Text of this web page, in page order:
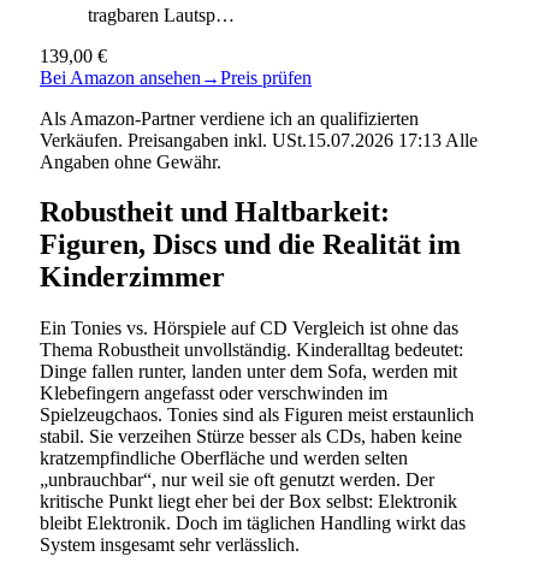
tragbaren Lautsp…
139,00 €
Bei Amazon ansehen →Preis prüfen
Als Amazon-Partner verdiene ich an qualifizierten
Verkäufen. Preisangaben inkl. USt.15.07.2026 17:13 Alle
Angaben ohne Gewähr.
Robustheit und Haltbarkeit:
Figuren, Discs und die Realität im
Kinderzimmer
Ein Tonies vs. Hörspiele auf CD Vergleich ist ohne das
Thema Robustheit unvollständig. Kinderalltag bedeutet:
Dinge fallen runter, landen unter dem Sofa, werden mit
Klebefingern angefasst oder verschwinden im
Spielzeugchaos. Tonies sind als Figuren meist erstaunlich
stabil. Sie verzeihen Stürze besser als CDs, haben keine
kratzempfindliche Oberfläche und werden selten
„unbrauchbar“, nur weil sie oft genutzt werden. Der
kritische Punkt liegt eher bei der Box selbst: Elektronik
bleibt Elektronik. Doch im täglichen Handling wirkt das
System insgesamt sehr verlässlich.